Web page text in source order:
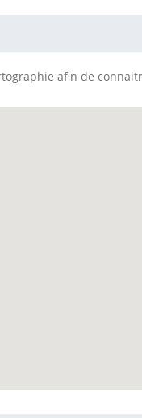
afin de